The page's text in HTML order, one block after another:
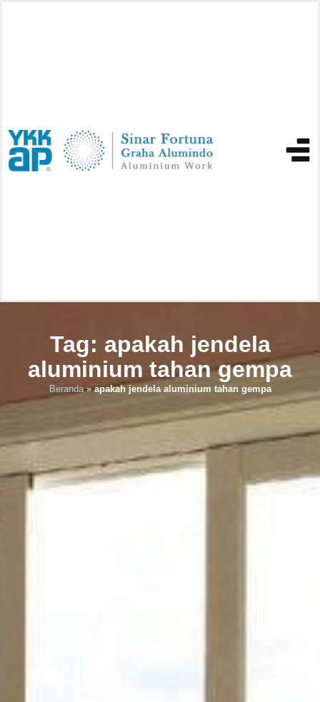
Tag: apakah jendela
aluminium tahan gempa
Beranda»apakah jendela aluminium tahan gempa